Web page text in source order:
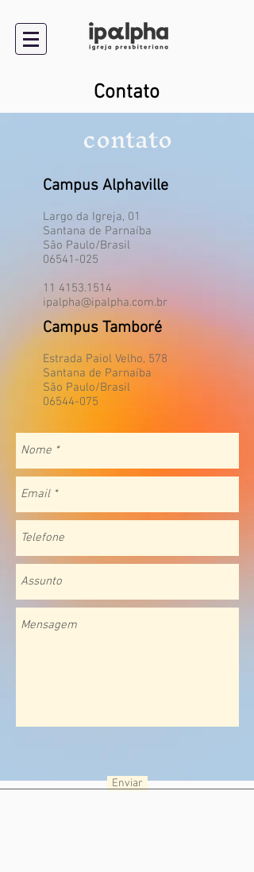
Contato
contato
Campus Alphaville
Largo da Igreja, 01
Santana de Parnaíba
São Paulo/Brasil
06541-025
11 4153.1514
ipalpha@ipalpha.com.br
Campus Tamboré
Estrada Paiol Velho, 578
Santana de Parnaíba
São Paulo/Brasil
06544-075
Enviar